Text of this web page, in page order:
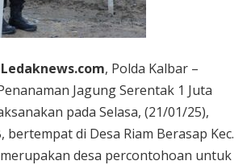
, Polda Kalbar –
Jagung Serentak 1 Juta
pada Selasa, (21/01/25),
bertempat di Desa Riam Berasap Kec.
desa percontohoan untuk